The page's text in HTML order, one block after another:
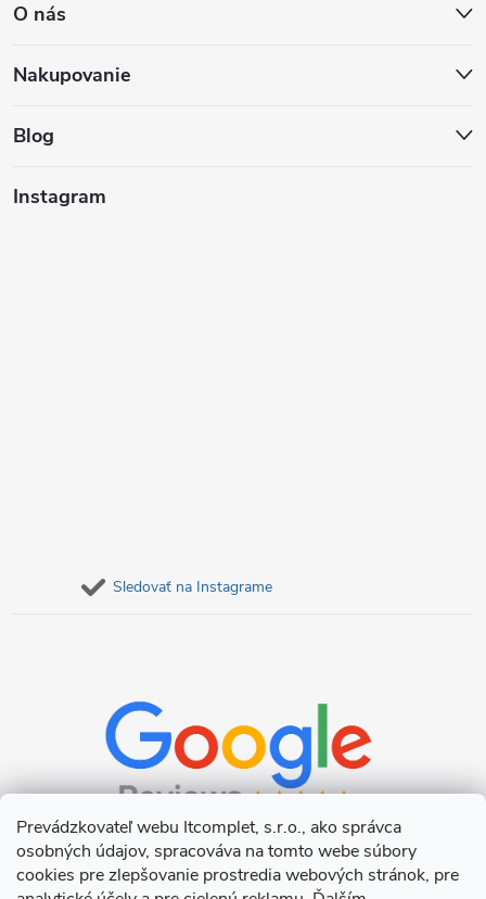
Prevádzkovateľ webu Itcomplet, s.r.o., ako správca
osobných údajov, spracováva na tomto webe súbory
cookies pre zlepšovanie prostredia webových stránok, pre
p
ä
O nás
Nakupovanie
Blog
Instagram
Sledovať na Instagrame